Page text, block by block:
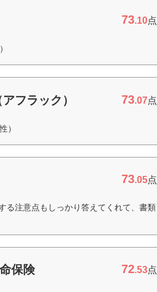
73.10点
フラック） 73.07点
）
73.05点
る注意点もしっかり答えてくれて、書類
保険 72.53点